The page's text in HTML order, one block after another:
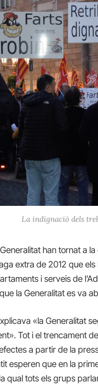
La indignació dels
han tornat a
extra de 2012 que
i serveis de
la Generalitat es va
«la Generalitat
Tot i el trencament
a partir de la
esperen que en la
qual tots els grups